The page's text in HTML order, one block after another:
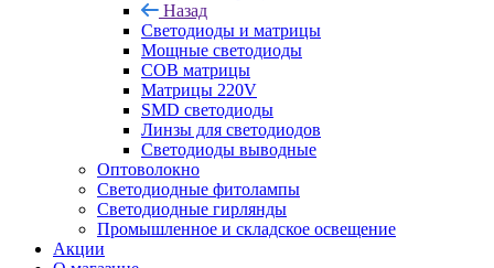
Назад
Светодиоды и матрицы
Мощные светодиоды
COB матрицы
Матрицы 220V
SMD светодиоды
Линзы для светодиодов
Светодиоды выводные
Оптоволокно
Светодиодные фитолампы
Светодиодные гирлянды
Промышленное и складское освещение
Акции